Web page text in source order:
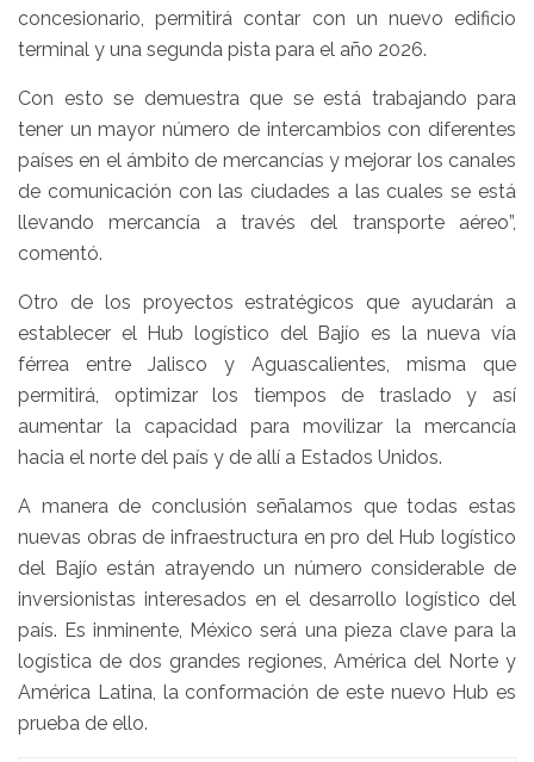
concesionario, permitirá contar con un nuevo edificio
terminal y una segunda pista para el año 2026.
Con esto se demuestra que se está trabajando para
tener un mayor número de intercambios con diferentes
países en el ámbito de mercancías y mejorar los canales
de comunicación con las ciudades a las cuales se está
llevando mercancía a través del transporte aéreo”,
comentó.
Otro de los proyectos estratégicos que ayudarán a
establecer el Hub logístico del Bajío es la nueva vía
férrea entre Jalisco y Aguascalientes, misma que
permitirá, optimizar los tiempos de traslado y así
aumentar la capacidad para movilizar la mercancía
hacia el norte del país y de allí a Estados Unidos.
A manera de conclusión señalamos que todas estas
nuevas obras de infraestructura en pro del Hub logístico
del Bajío están atrayendo un número considerable de
inversionistas interesados en el desarrollo logístico del
país. Es inminente, México será una pieza clave para la
logística de dos grandes regiones, América del Norte y
América Latina, la conformación de este nuevo Hub es
prueba de ello.